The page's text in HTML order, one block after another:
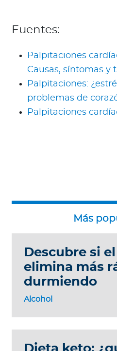
Fuentes:
Palpitaciones
Causas, síntomas y
Palpitaciones:
problemas de
Palpitaciones
Alcohol
Descubre si
elimina más
durmiendo